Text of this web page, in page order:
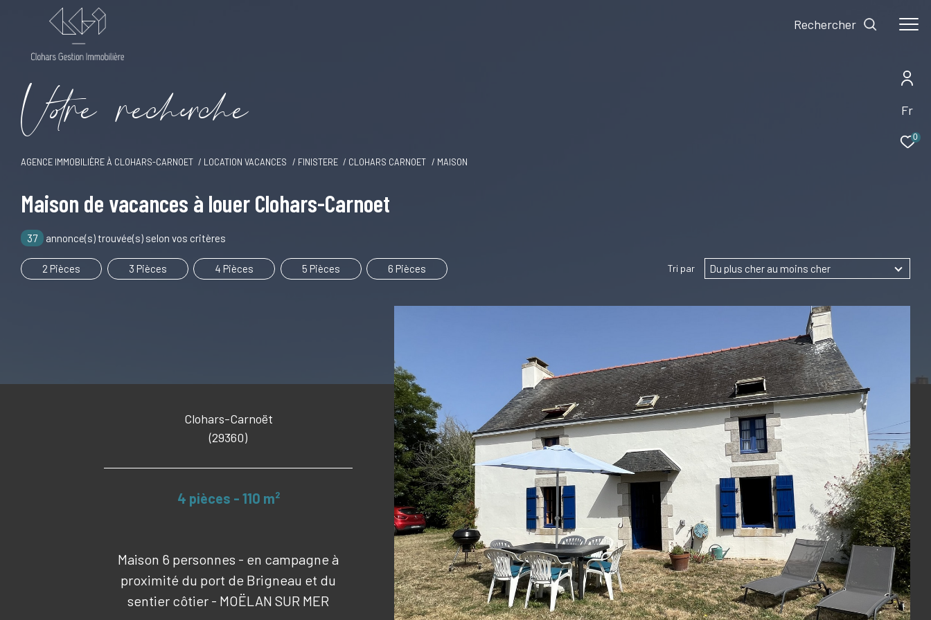
Fr
0
Rechercher
Vore recece
AGENCE IMMOBILIÈRE À CLOHARS-CARNOET LOCATION VACANCES FINISTERE CLOHARS CARNOET MAISON
Maison de vacances à louer Clohars-Carnoet
37 annonce(s) trouvée(s) selon vos critères
2 Pièces 3 Pièces 4 Pièces 5 Pièces 6 Pièces Tri par Du plus cher au moins cher
Clohars-Carnoët
(29360)
4 pièces - 110 m²
Maison 6 personnes - en campagne à
proximité du port de Brigneau et du
sentier côtier - MOËLAN SUR MER